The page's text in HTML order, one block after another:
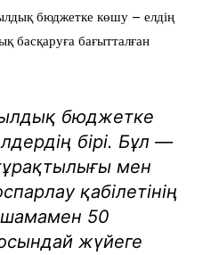
бюджетке көшу – елдің
басқаруға бағытталған
бюджетке
бірі. Бұл —
мен
қабілетінің
50
жүйеге